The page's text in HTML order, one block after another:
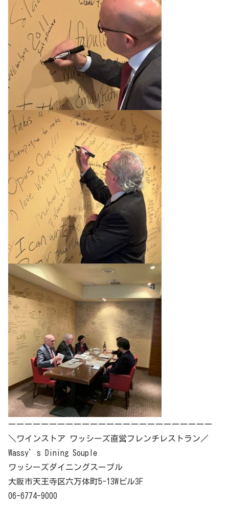
ーーーーーーーーーーーーーーーーーーーーーーーーー
＼ワインストア ワッシーズ直営フレンチレストラン／
Wassy’s Dining Souple
ワッシーズダイニングスープル
大阪市天王寺区六万体町5-13Wビル3F
06-6774-9000